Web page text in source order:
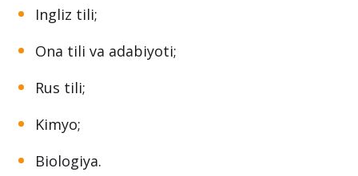
Ingliz tili;
Ona tili va adabiyoti;
Rus tili;
Kimyo;
Biologiya.